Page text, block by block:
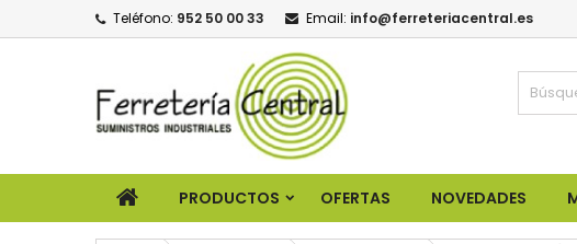
Teléfono: 952 50 00 33 Email: info@ferreteriacentral.es
PRODUCTOS OFERTAS NOVEDADES